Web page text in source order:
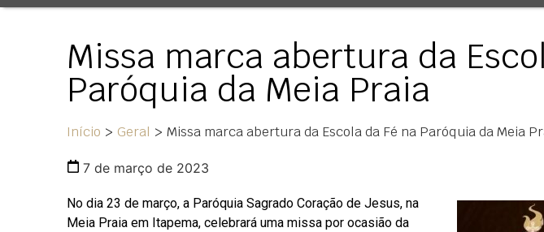
Missa marca abertura da
Paróquia da Meia Praia
Início > Geral > Missa marca abertura da Escola da Fé na Paróquia da Meia
7 de março de 2023
No dia 23 de março, a Paróquia Sagrado Coração de Jesus, na
Meia Praia em Itapema, celebrará uma missa por ocasião da